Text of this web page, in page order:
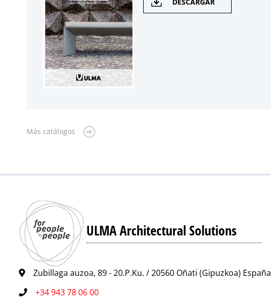
Más catálogos
ULMA Architectural Solutions
Zubillaga auzoa, 89 - 20.P.Ku. / 20560 Oñati (Gipuzkoa) España
+34 943 78 06 00